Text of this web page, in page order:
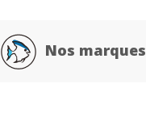
Nos marques